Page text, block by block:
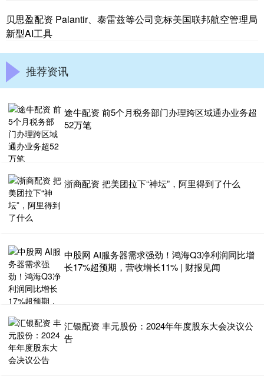
贝思盈配资 Palantir、泰雷兹等公司竞标美国联邦航空管理局
新型AI工具
推荐资讯
途牛配资 前5个月税务部门办理跨区域通办业务超
52万笔
浙商配资 把美团拉下“神坛”，阿里得到了什么
中股网 AI服务器需求强劲！鸿海Q3净利润同比增
长17%超预期，营收增长11% | 财报见闻
汇银配资 丰元股份：2024年年度股东大会决议公
告